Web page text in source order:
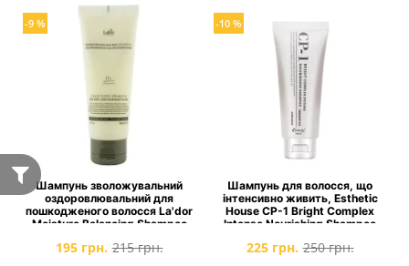
-9 %
Шампунь зволожувальний
оздоровлювальний для
пошкодженого волосся La'dor
Moisture Balancing Shampoo
195 грн. 215 грн.
-10 %
Шампунь для волосся, що
інтенсивно живить, Esthetic
House CP-1 Bright Complex
Intense Nourishing Shampoo
225 грн. 250 грн.